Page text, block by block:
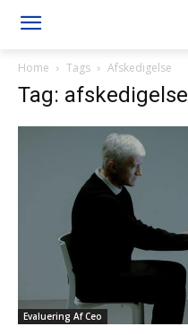
Home Tags Afskedigelse
Tag: afskedigelse
Evaluering Af Ceo